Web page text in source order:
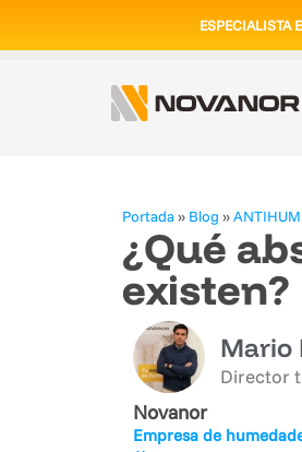
ESPECIALISTA
Portada » Blog »
¿Qué
existen?
Mario
Director
Novanor
Empresa de